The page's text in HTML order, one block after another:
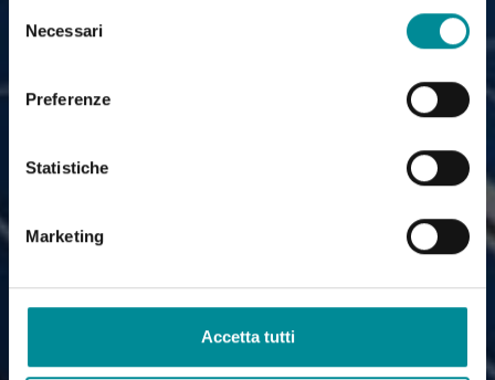
delNecessari
Preferenze
Statistiche
Marketing
Accetta tutti